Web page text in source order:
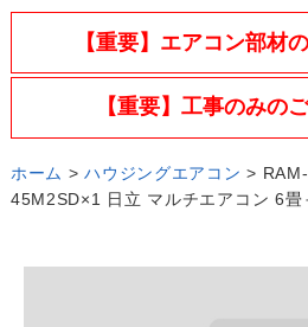
エアコンを
Airconditioner
店舗案内
施工実績
Work
【重要】エアコン部材
【重要】工事のみの
ホーム >ハウジングエアコン >
45M2SD×1 日立 マルチエアコン 6畳